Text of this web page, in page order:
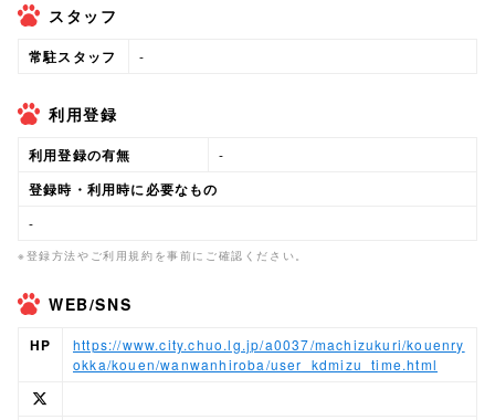
スタッフ
常駐スタッフ -
利用登録
利用登録の有無 -
登録時・利用時に必要なもの
-
※登録方法やご利用規約を事前にご確認ください。
WEB/SNS
HP
https://www.city.chuo.lg.jp/a0037/machizukuri/kouenry
okka/kouen/wanwanhiroba/user_kdmizu_time.html